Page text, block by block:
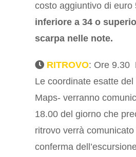
costo aggiuntivo di euro
inferiore a 34 o
scarpa nelle note.
RITROVO: Ore 9.30
Le coordinate esatte
Maps- verranno
18.00 del giorno che
ritrovo verrà
conferma